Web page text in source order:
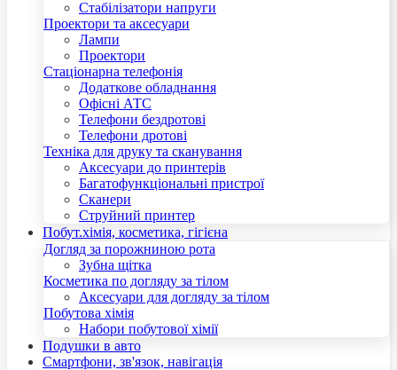
Стабілізатори напруги
Проектори та аксесуари
Лампи
Проектори
Стаціонарна телефонія
Додаткове обладнання
Офісні АТС
Телефони бездротові
Телефони дротові
Техніка для друку та сканування
Аксесуари до принтерів
Багатофункціональні пристрої
Сканери
Струйний принтер
Побут.хімія, косметика, гігієна
Догляд за порожниною рота
Зубна щітка
Косметика по догляду за тілом
Аксесуари для догляду за тілом
Побутова хімія
Набори побутової хімії
Подушки в авто
Смартфони, зв'язок, навігація